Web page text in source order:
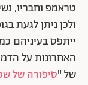
טראמפ וחבריו,
ולכן ניתן לגעת
ייתפס בעיניהם
האחרונות על
של "סיפורה של